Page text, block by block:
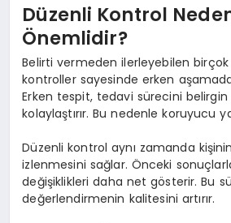
Düzenli Kontrol
Önemlidir?
Belirti vermeden ilerleyebilen
kontroller sayesinde erken
Erken tespit, tedavi sürecini
kolaylaştırır. Bu nedenle koruyucu
Düzenli kontrol aynı zamanda
izlenmesini sağlar. Önceki
değişiklikleri daha net gösterir. Bu
değerlendirmenin kalitesini artırır.